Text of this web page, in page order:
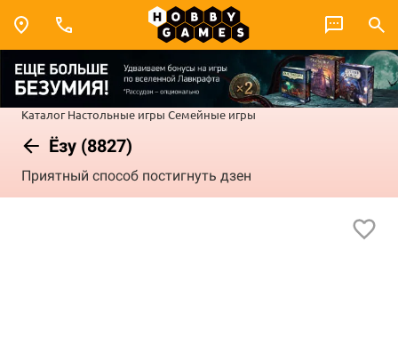
Каталог Настольные игры Семейные игры
Ёзу (8827)
Приятный способ постигнуть дзен